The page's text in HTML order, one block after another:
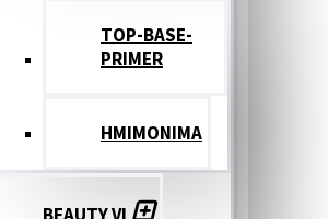
TOP-BASE-
PRIMER
ΗΜΙΜΟΝΙΜΑ